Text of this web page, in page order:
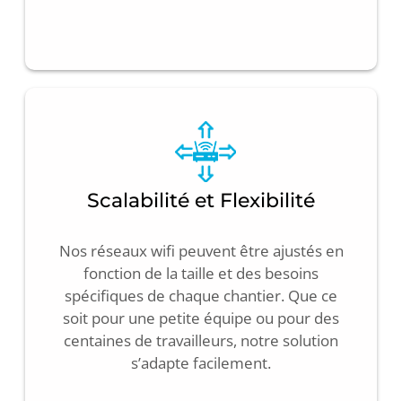
Scalabilité et Flexibilité
Nos réseaux wifi peuvent être ajustés en
fonction de la taille et des besoins
spécifiques de chaque chantier. Que ce
soit pour une petite équipe ou pour des
centaines de travailleurs, notre solution
s’adapte facilement.